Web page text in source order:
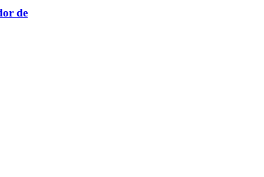
de